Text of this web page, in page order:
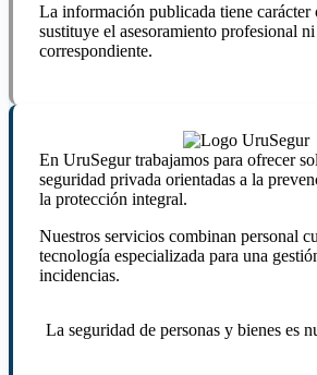
La información publicada tiene
sustituye el asesoramiento profesional
correspondiente.
En UruSegur trabajamos para ofrecer
seguridad privada orientadas a la
la protección integral.
Nuestros servicios combinan personal
tecnología especializada para una
incidencias.
La seguridad de personas y bienes es